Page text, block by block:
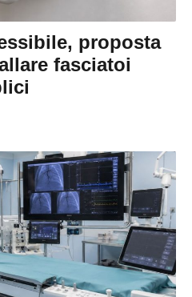
proposta
fasciatoi